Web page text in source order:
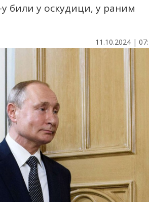
били у оскудици, у раним
11.10.2024 |